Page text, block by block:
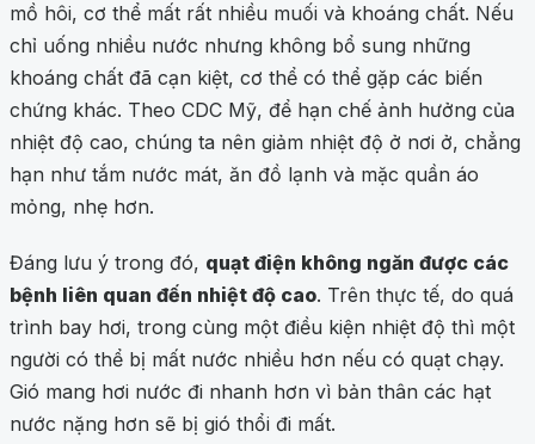
mồ hôi, cơ thể mất rất nhiều muối và khoáng chất. Nếu
chỉ uống nhiều nước nhưng không bổ sung những
khoáng chất đã cạn kiệt, cơ thể có thể gặp các biến
chứng khác. Theo CDC Mỹ, để hạn chế ảnh hưởng của
nhiệt độ cao, chúng ta nên giảm nhiệt độ ở nơi ở, chẳng
hạn như tắm nước mát, ăn đồ lạnh và mặc quần áo
mỏng, nhẹ hơn.
Đáng lưu ý trong đó, quạt điện không ngăn được các
bệnh liên quan đến nhiệt độ cao. Trên thực tế, do quá
trình bay hơi, trong cùng một điều kiện nhiệt độ thì một
người có thể bị mất nước nhiều hơn nếu có quạt chạy.
Gió mang hơi nước đi nhanh hơn vì bản thân các hạt
nước nặng hơn sẽ bị gió thổi đi mất.